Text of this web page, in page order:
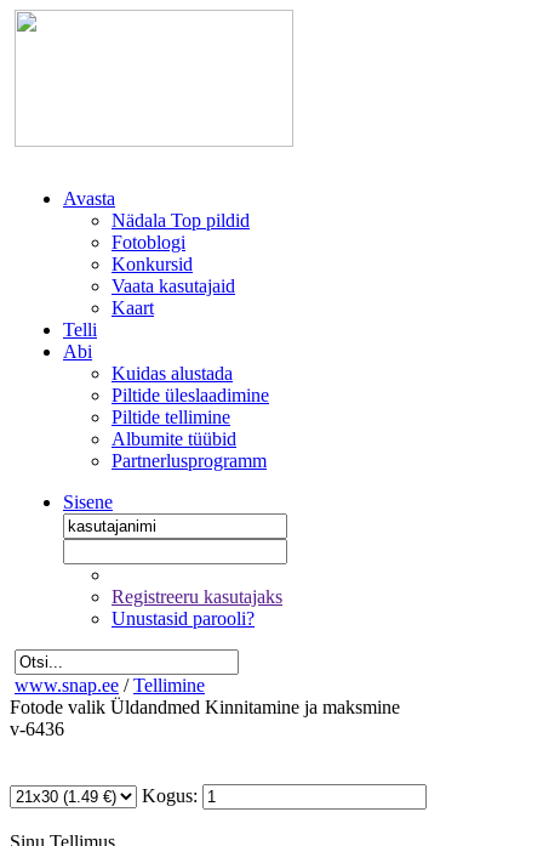
Avasta
Nädala Top pildid
Fotoblogi
Konkursid
Vaata kasutajaid
Kaart
Telli
Abi
Kuidas alustada
Piltide üleslaadimine
Piltide tellimine
Albumite tüübid
Partnerlusprogramm
Sisene
Registreeru kasutajaks
Unustasid parooli?
www.snap.ee / Tellimine
Fotode valik Üldandmed Kinnitamine ja maksmine
v-6436
Kogus:
Sinu Tellimus